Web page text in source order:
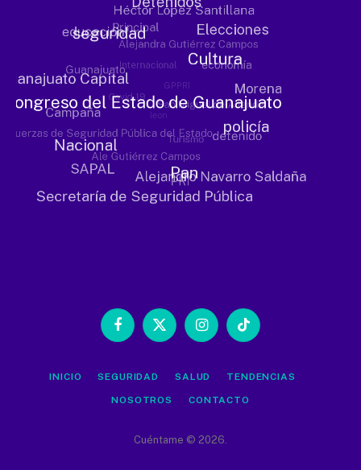
Facebook
X
InstagramTikTok
INICIO SEGURIDAD SALUD TENDENCIAS
NOSOTROS CONTACTO
Cuéntame © 2026.